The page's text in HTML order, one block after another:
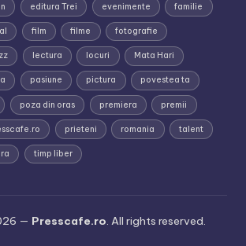
editura Trei evenimente familie
film filme fotografie
lectura locuri Mata Hari
pasiune pictura povestea ta
poza din oras premiera premii
prieteni romania talent
timp liber
— Presscafe.ro. All rights reserved.